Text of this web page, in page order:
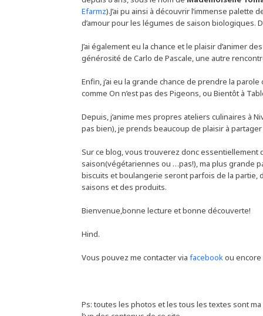
Efarmz).J’ai pu ainsi à découvrir l’immense
d’amour pour les légumes de saison biologiques.
J’ai également eu la chance et le plaisir d’animer
générosité de Carlo de Pascale, une autre
Enfin, j’ai eu la grande chance de prendre la
comme On n’est pas des Pigeons, ou Bientôt à
Depuis, j’anime mes propres ateliers culinaires à
pas bien), je prends beaucoup de plaisir à
Sur ce blog, vous trouverez donc
saison(végétariennes ou …pas!), ma plus grande
biscuits et boulangerie seront parfois de la
saisons et des produits.
Bienvenue,bonne lecture et bonne découverte!
Hind.
Vous pouvez me contacter via facebookou
Ps: toutes les photos et les tous les textes sont